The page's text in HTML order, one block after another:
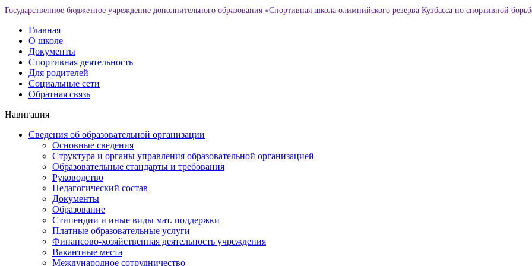
Государственное бюджетное учреждение дополнительного образования «Спортивная школа олимпийского резерва Кузбасса по спортивной
Главная
О школе
Документы
Спортивная деятельность
Для родителей
Социальные сети
Обратная связь
Навигация
Сведения об образовательной организации
Основные сведения
Структура и органы управления образовательной организацией
Образовательные стандарты и требования
Руководство
Педагогический состав
Документы
Образование
Стипендии и иные виды мат. поддержки
Платные образовательные услуги
Финансово-хозяйственная деятельность учреждения
Вакантные места
Международное сотрудничество